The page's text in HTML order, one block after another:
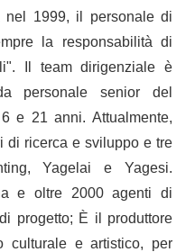
nel 1999, il personale di
la responsabilità di
Il team dirigenziale è
personale senior del
e 21 anni. Attualmente,
di ricerca e sviluppo e tre
Yagelai e Yagesi.
e oltre 2000 agenti di
progetto; È il produttore
culturale e artistico, per